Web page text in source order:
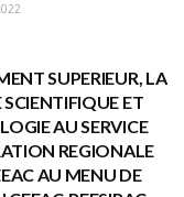
SUPERIEUR, LA
SCIENTIFIQUE ET
AU SERVICE
REGIONALE
AU MENU DE